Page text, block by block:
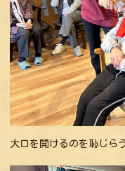
大口を開けるのを恥じ